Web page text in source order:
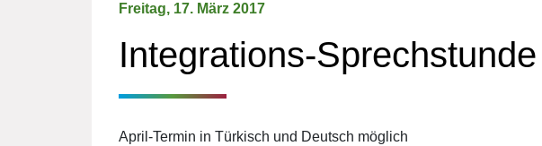
Freitag, 17. März 2017
Integrations-
April-Termin in Türkisch und Deutsch möglich